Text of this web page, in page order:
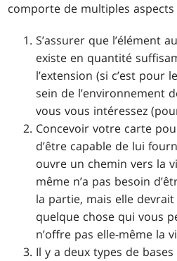
comporte de multiples aspects
S’assurer que l’élément
existe en quantité
l’extension (si c’est pour
sein de l’environnement
vous vous intéressez
Concevoir votre carte
d’être capable de lui
ouvre un chemin vers la
même n’a pas besoin
la partie, mais elle
quelque chose qui vous
n’offre pas elle-même la
Il y a deux types de